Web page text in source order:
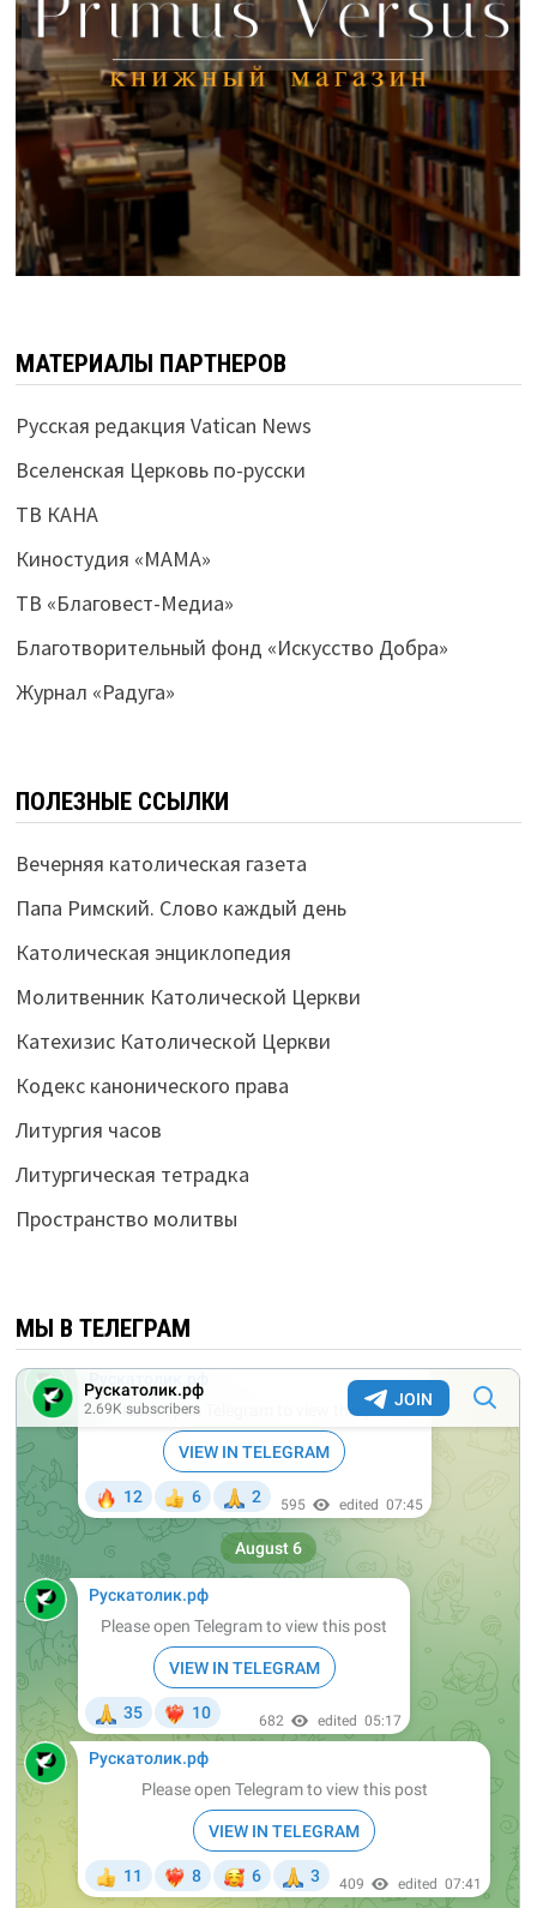
МАТЕРИАЛЫ ПАРТНЕРОВ
Русская редакция Vatican News
Вселенская Церковь по-русски
ТВ КАНА
Киностудия «МАМА»
ТВ «Благовест-Медиа»
Благотворительный фонд «Искусство Добра»
Журнал «Радуга»
ПОЛЕЗНЫЕ ССЫЛКИ
Вечерняя католическая газета
Папа Римский. Слово каждый день
Католическая энциклопедия
Молитвенник Католической Церкви
Катехизис Католической Церкви
Кодекс канонического права
Литургия часов
Литургическая тетрадка
Пространство молитвы
МЫ В ТЕЛЕГРАМ